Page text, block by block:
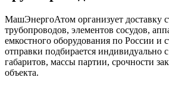
МашЭнергоАтом организует доставку
трубопроводов, элементов сосудов,
емкостного оборудования по России и
отправки подбирается индивидуально
габаритов, массы партии, срочности
объекта.